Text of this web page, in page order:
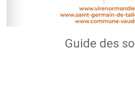
Guide des